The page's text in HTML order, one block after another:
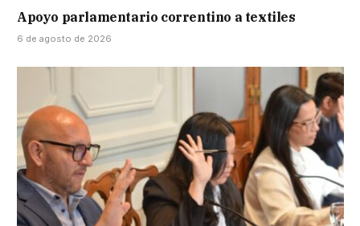
Apoyo parlamentario correntino a textiles
6 de agosto de 2026